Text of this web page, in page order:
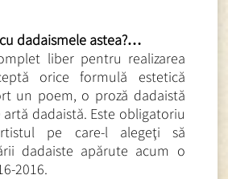
dadaismele astea?…
liber pentru realizarea
orice formulă estetică
un poem, o proză dadaistă
dadaistă. Este obligatoriu
pe care-l alegeţi să
dadaiste apărute acum o
2016.